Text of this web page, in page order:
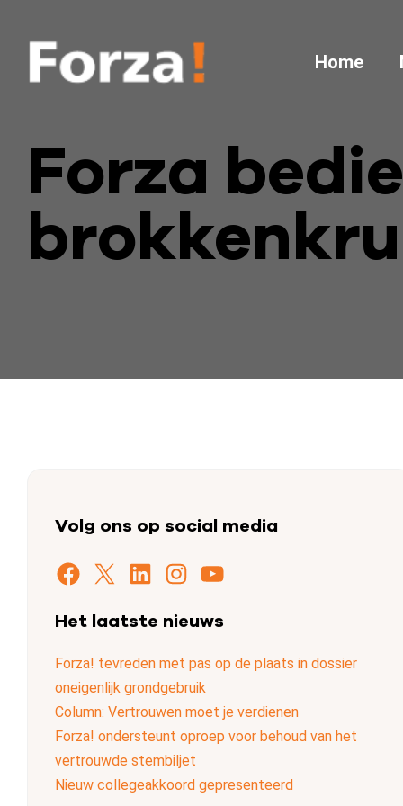
Home
Forza
Volg ons op social media
Facebook X LinkedIn Instagram YouTube
Het laatste nieuws
Forza! tevreden met pas op de plaats in dossier
oneigenlijk grondgebruik
Column: Vertrouwen moet je verdienen
Forza! ondersteunt oproep voor behoud van het
vertrouwde stembiljet
Nieuw collegeakkoord gepresenteerd